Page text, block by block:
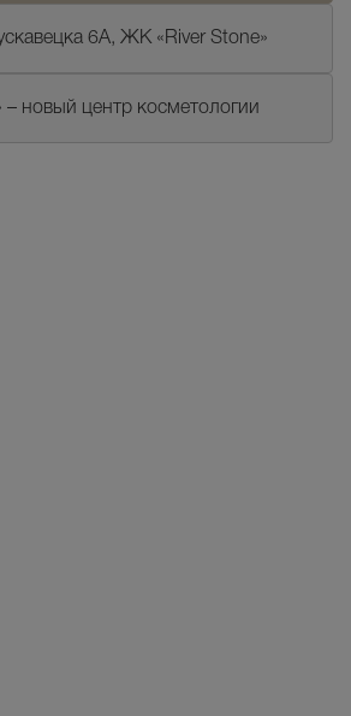
6А, ЖК «River Stone»
новый центр косметологии